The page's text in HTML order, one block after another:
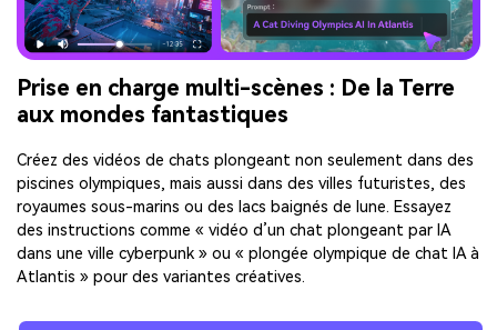
Prise en charge multi-scènes : De la Terre
aux mondes fantastiques
Créez des vidéos de chats plongeant non seulement dans des
piscines olympiques, mais aussi dans des villes futuristes, des
royaumes sous-marins ou des lacs baignés de lune. Essayez
des instructions comme « vidéo d’un chat plongeant par IA
dans une ville cyberpunk » ou « plongée olympique de chat IA à
Atlantis » pour des variantes créatives.